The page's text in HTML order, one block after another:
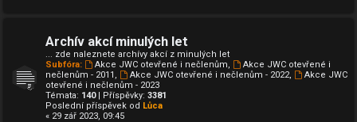
Archív akcí minulých let
... zde naleznete archívy akcí z minulých let
Subfóra:
Akce JWC otevřené i nečlenům,
Akce JWC otevřené i
nečlenům - 2011 , Akce JWC otevřené i nečlenům - 2022,
Akce JWC
otevřené i nečlenům - 2023
Témata: 140| Příspěvky: 3381
Poslední příspěvek od Lůca
« 29 zář 2023, 09:45